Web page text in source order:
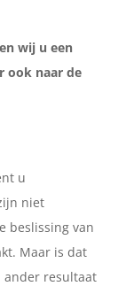
wij u een
ook naar de
u
niet
beslissing van
Maar is dat
ander resultaat